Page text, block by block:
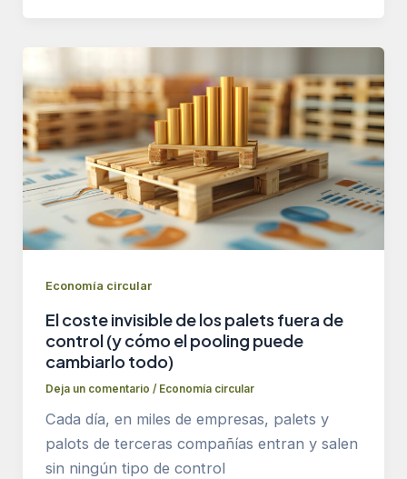
Economía circular
El coste invisible de los palets fuera de
control (y cómo el pooling puede
cambiarlo todo)
Deja un comentario / Economía circular
Cada día, en miles de empresas, palets y
palots de terceras compañías entran y salen
sin ningún tipo de control